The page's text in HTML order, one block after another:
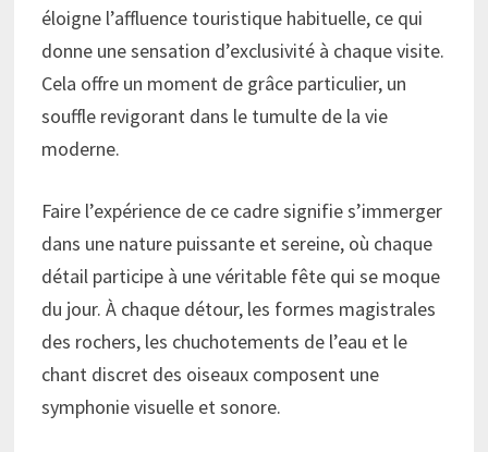
éloigne l’affluence touristique habituelle, ce qui
donne une sensation d’exclusivité à chaque visite.
Cela offre un moment de grâce particulier, un
souffle revigorant dans le tumulte de la vie
moderne.
Faire l’expérience de ce cadre signifie s’immerger
dans une nature puissante et sereine, où chaque
détail participe à une véritable fête qui se moque
du jour. À chaque détour, les formes magistrales
des rochers, les chuchotements de l’eau et le
chant discret des oiseaux composent une
symphonie visuelle et sonore.